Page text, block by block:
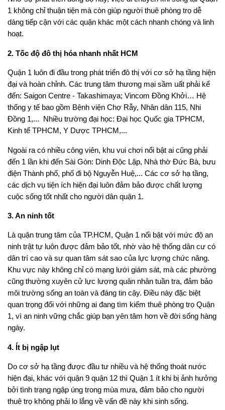
1 không chỉ thuận tiện mà còn giúp người thuê phòng trọ dễ
dàng tiếp cận với các quận khác một cách nhanh chóng và linh
hoạt.
2. Tốc độ đô thị hóa nhanh nhất HCM
Quận 1 luôn đi đầu trong phát triển đô thị với cơ sở hạ tầng hiện
đại và hoàn chỉnh. Các trung tâm thương mại sầm uất phải kể
đến: Saigon Centre - Takashimaya; Vincom Đồng Khởi… Hệ
thống y tế bao gồm Bệnh viện Chợ Rẫy, Nhân dân 115, Nhi
Đồng 1,... Nhiều trường đại học: Đại học Quốc gia TPHCM,
Kinh tế TPHCM, Y Dược TPHCM,...
Ngoài ra có nhiều công viên, khu vui chơi nổi bật ai cũng phải
đến 1 lần khi đến Sài Gòn: Dinh Độc Lập, Nhà thờ Đức Bà, bưu
điện Thành phố, phố đi bộ Nguyễn Huệ,... Các cơ sở hạ tầng,
các dịch vụ tiện ích hiện đại luôn đảm bảo được chất lượng
cuộc sống tốt nhất cho người dân quận 1.
3. An ninh tốt
Là quận trung tâm của TP.HCM, Quận 1 nổi bật với mức độ an
ninh trật tự luôn được đảm bảo tốt, nhờ vào hệ thống dân cư có
dân trí cao và sự quan tâm sát sao của lực lượng chức năng.
Khu vực này không chỉ có mạng lưới giám sát, mà các phường
cũng thường xuyên cử lực lượng quân nhân tuần tra, đảm bảo
môi trường sống an toàn và đáng tin cậy. Điều này đặc biệt
quan trọng đối với những ai đang tìm kiếm thuê phòng trọ Quận
1, vì an ninh vững chắc giúp bạn yên tâm hơn về đời sống hàng
ngày.
4. Ít bị ngập lụt
Do cơ sở hạ tầng được đầu tư nhiều và hệ thống thoát nước
hiện đại, khác với quận 9 quận 12 thì Quận 1 ít khi bị ảnh hưởng
bởi tình trạng ngập úng trong mùa mưa, đảm bảo cho người
thuê trọ không phải lo lắng về vấn đề này khi sinh sống.